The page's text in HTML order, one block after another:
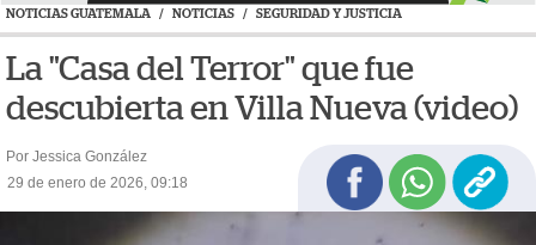
NOTICIAS GUATEMALA / NOTICIAS / SEGURIDAD Y JUSTICIA
La "Casa del Terror" que fue
descubierta en Villa Nueva (video)
Por Jessica González
29 de enero de 2026, 09:18